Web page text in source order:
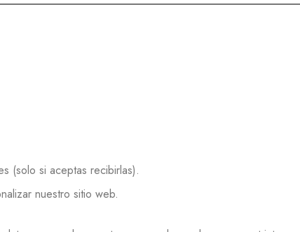
(solo si aceptas recibirlas).
nuestro sitio web.